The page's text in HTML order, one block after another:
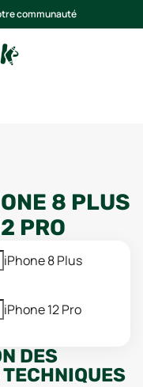
communauté
8 PLUS
PRO
iPhone 8 Plus
iPhone 12 Pro
DES